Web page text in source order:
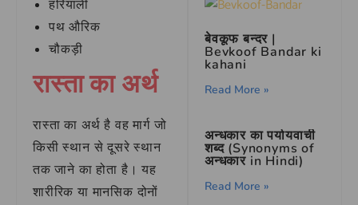
हरियाली
पथ औरिक
चौकड़ी
रास्ता का अर्थ
रास्ता का अर्थ है वह मार्ग जो
किसी स्थान से दूसरे स्थान
तक जाने का होता है। यह
शारीरिक या मानसिक दोनों
बेवकूफ बन्दर |
Bevkoof Bandar ki
kahani
Read More »
अन्धकार का पर्यायवाची
शब्द (Synonyms of
अन्धकार in Hindi)
Read More »